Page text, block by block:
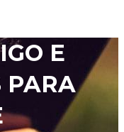
E
PARA